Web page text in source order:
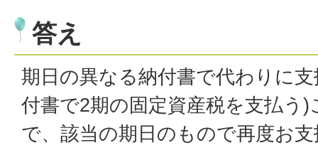
答え
期日の異なる納付書で代わりに
付書で2期の固定資産税を支払う
で、該当の期日のもので再度お